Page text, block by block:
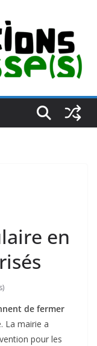
en
de fermer
La mairie a
pour les